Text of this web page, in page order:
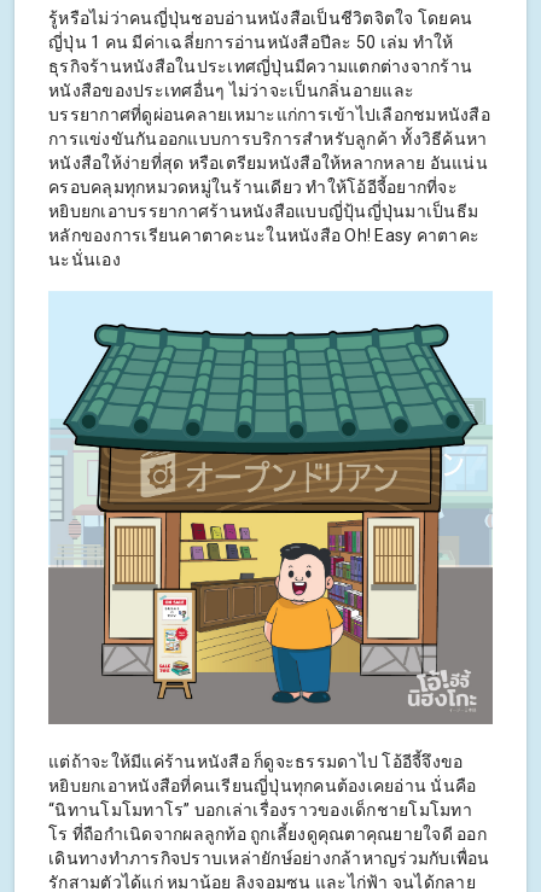
รู้หรือไม่ว่าคนญี่ปุ่นชอบอ่านหนังสือเป็นชีวิตจิตใจ โดยคน
ญี่ปุ่น 1 คน มีค่าเฉลี่ยการอ่านหนังสือปีละ 50 เล่ม ทำให้
ธุรกิจร้านหนังสือในประเทศญี่ปุ่นมีความแตกต่างจากร้าน
หนังสือของประเทศอื่นๆ ไม่ว่าจะเป็นกลิ่นอายและ
บรรยากาศที่ดูผ่อนคลายเหมาะแก่การเข้าไปเลือกชมหนังสือ
การแข่งขันกันออกแบบการบริการสำหรับลูกค้า ทั้งวิธีค้นหา
หนังสือให้ง่ายที่สุด หรือเตรียมหนังสือให้หลากหลาย อันแน่น
ครอบคลุมทุกหมวดหมู่ในร้านเดียว ทำให้โอ้อีจี้อยากที่จะ
หยิบยกเอาบรรยากาศร้านหนังสือแบบญี่ปุ้นญี่ปุ่นมาเป็นธีม
หลักของการเรียนคาตาคะนะในหนังสือ Oh! Easy คาตาคะ
นะนั่นเอง
แต่ถ้าจะให้มีแค่ร้านหนังสือ ก็ดูจะธรรมดาไป โอ้อีจี้จึงขอ
หยิบยกเอาหนังสือที่คนเรียนญี่ปุ่นทุกคนต้องเคยอ่าน นั่นคือ
“นิทานโมโมทาโร” บอกเล่าเรื่องราวของเด็กชายโมโมทา
โร ที่ถือกำเนิดจากผลลูกท้อ ถูกเลี้ยงดูคุณตาคุณยายใจดี ออก
เดินทางทำภารกิจปราบเหล่ายักษ์อย่างกล้าหาญร่วมกับเพื่อน
รักสามตัวได้แก่ หมาน้อย ลิงจอมซน และไก่ฟ้า จนได้กลาย